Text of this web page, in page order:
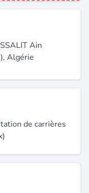
Ain
Algérie
de carrières